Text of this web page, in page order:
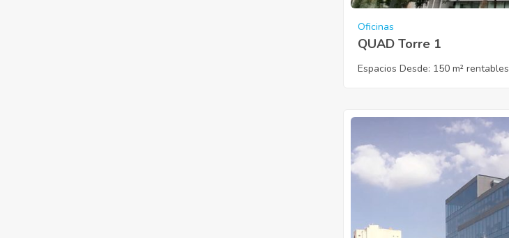
Oficinas
QUAD Torre 1
Espacios Desde: 150 m² rentables